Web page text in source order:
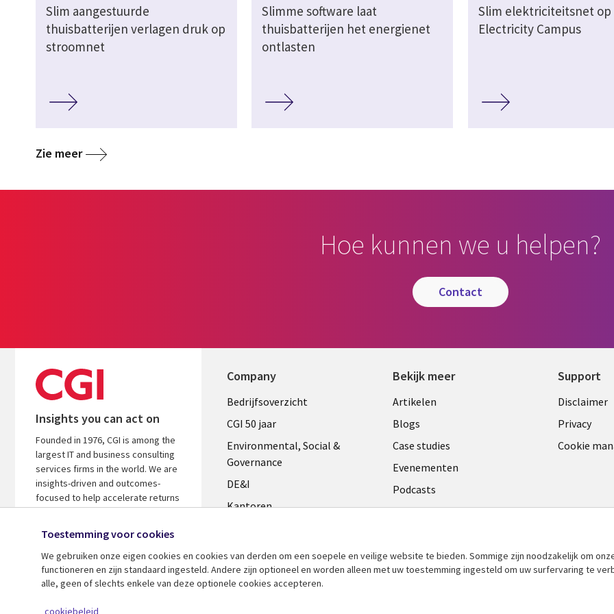
Slim aangestuurde
thuisbatterijen verlagen druk op
stroomnet
Slimme software laat
thuisbatterijen het energienet
ontlasten
Slim elektriciteitsnet op
Electricity Campus
Zie meer
Hoe kunnen we u helpen?
contact
Insights you can act on
Founded in 1976, CGI is among the
largest IT and business consulting
services firms in the world. We are
insights-driven and outcomes-
focused to help accelerate returns
on your investments.
Company
Useful
links
NETHERLANDS
Bedrijfsoverzicht
CGI 50 jaar
Environmental, Social &
Governance
DE&I
Kantoren
Media center
Alliances
Bekijk meer
Library
Links
NETHERLANDS
Artikelen
Blogs
Case studies
Evenementen
Podcasts
Viewpoints
Support
Legal
Disclaimer
Privacy
Cookie
Toestemming voor cookies
We gebruiken onze eigen cookies en cookies van derden om een ​​soepele en veilige website te bieden. Sommige zijn noodzakelijk om
functioneren en zijn standaard ingesteld. Andere zijn optioneel en worden alleen met uw toestemming ingesteld om uw surfervaring te
alle, geen of slechts enkele van deze optionele cookies accepteren.
cookiebeleid